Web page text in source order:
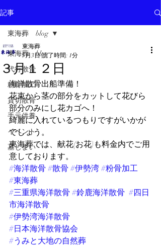
記事
東海葬 blog
代行散骨
粉骨加工
貸切散骨
手元供養
イベント
墓じまい
東海葬 blog
３月１２日
東海葬
5月3日 読了時間: 1分
海洋散骨出船準備！
花束から茎の部分をカットして花びら
部分のみにし花カゴへ！
綺麗に入れているつもりですがいかが
でしょう。
東海葬では、献花(お花)も料金内でご用
意しております。
#海洋散骨 #散骨 #伊勢湾 #粉骨加工
#東海葬
#三重県海洋散骨 #鈴鹿海洋散骨 #四日
市海洋散骨
#伊勢湾海洋散骨
#日本海洋散骨協会
#うみと大地の自然葬